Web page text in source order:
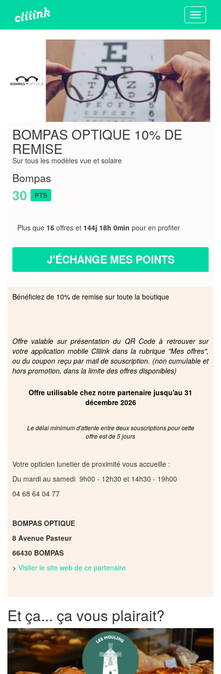
Toggle
BOMPAS OPTIQUE 10% DE
REMISE
Sur tous les modèles vue et solaire
Bompas
30 PTS
Plus que 16 offres et 144j 18h 0min pour en profiter
J'ÉCHANGE MES POINTS
Bénéficiez de 10% de remise sur toute la boutique
Offre valable sur présentation du QR Code à retrouver sur
votre application mobile Cliiink dans la rubrique "Mes offres",
ou du coupon reçu par mail de souscription. (non cumulable et
hors promotion, dans la limite des offres disponibles)
Offre utilisable chez notre partenaire jusqu'au 31
décembre 2026
Le délai minimum d'attente entre deux souscriptions pour cette
offre est de 5 jours
Votre opticien lunetier de proximité vous accueille :
Du mardi au samedi 9h00 - 12h30 et 14h30 - 19h00
04 68 64 04 77
BOMPAS OPTIQUE
8 Avenue Pasteur
66430 BOMPAS
> Visiter le site web de ce partenaire
Et ça... ça vous plairait?